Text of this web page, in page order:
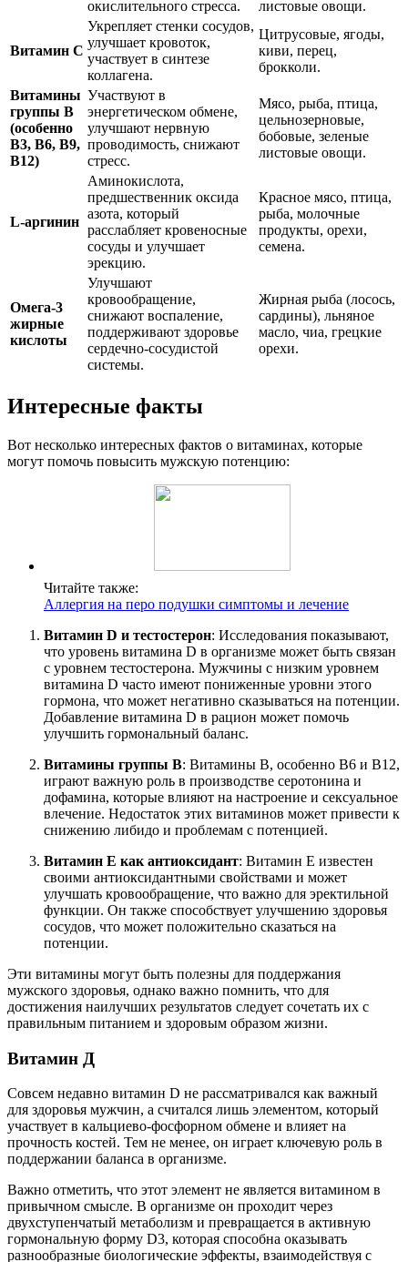
окислительного стресса. листовые овощи.
Витамин C
Укрепляет стенки сосудов,
улучшает кровоток,
участвует в синтезе
коллагена.
Цитрусовые, ягоды,
киви, перец,
брокколи.
Витамины
группы B
(особенно
B3, B6, B9,
B12)
Участвуют в
энергетическом обмене,
улучшают нервную
проводимость, снижают
стресс.
Мясо, рыба, птица,
цельнозерновые,
бобовые, зеленые
листовые овощи.
L-аргинин
Аминокислота,
предшественник оксида
азота, который
расслабляет кровеносные
сосуды и улучшает
эрекцию.
Красное мясо, птица,
рыба, молочные
продукты, орехи,
семена.
Омега-3
жирные
кислоты
Улучшают
кровообращение,
снижают воспаление,
поддерживают здоровье
сердечно-сосудистой
системы.
Жирная рыба (лосось,
сардины), льняное
масло, чиа, грецкие
орехи.
Интересные факты
Вот несколько интересных фактов о витаминах, которые
могут помочь повысить мужскую потенцию:
Читайте также:
Аллергия на перо подушки симптомы и лечение
Витамин D и тестостерон: Исследования показывают,
что уровень витамина D в организме может быть связан
с уровнем тестостерона. Мужчины с низким уровнем
витамина D часто имеют пониженные уровни этого
гормона, что может негативно сказываться на потенции.
Добавление витамина D в рацион может помочь
улучшить гормональный баланс.
Витамины группы B: Витамины B, особенно B6 и B12,
играют важную роль в производстве серотонина и
дофамина, которые влияют на настроение и сексуальное
влечение. Недостаток этих витаминов может привести к
снижению либидо и проблемам с потенцией.
Витамин E как антиоксидант: Витамин E известен
своими антиоксидантными свойствами и может
улучшать кровообращение, что важно для эректильной
функции. Он также способствует улучшению здоровья
сосудов, что может положительно сказаться на
потенции.
Эти витамины могут быть полезны для поддержания
мужского здоровья, однако важно помнить, что для
достижения наилучших результатов следует сочетать их с
правильным питанием и здоровым образом жизни.
Витамин Д
Совсем недавно витамин D не рассматривался как важный
для здоровья мужчин, а считался лишь элементом, который
участвует в кальциево-фосфорном обмене и влияет на
прочность костей. Тем не менее, он играет ключевую роль в
поддержании баланса в организме.
Важно отметить, что этот элемент не является витамином в
привычном смысле. В организме он проходит через
двухступенчатый метаболизм и превращается в активную
гормональную форму D3, которая способна оказывать
разнообразные биологические эффекты, взаимодействуя с